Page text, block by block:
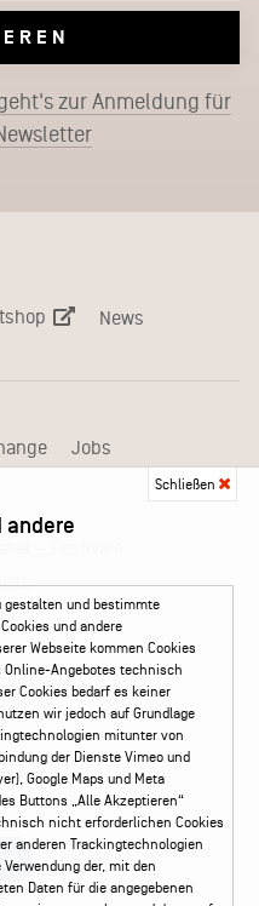
zur Anmeldung für
News
Jobs
– Festivals
/ Hilfe
Callback-Service
Schließen
andere
gestalten und bestimmte
und andere
Webseite kommen Cookies
Online-Angebotes technisch
Cookies bedarf es keiner
wir jedoch auf Grundlage
mitunter von
der Dienste Vimeo und
Google Maps und Meta
Buttons „Alle Akzeptieren“
nicht erforderlichen Cookies
anderen Trackingtechnologien
der, mit den
Daten für die angegebenen